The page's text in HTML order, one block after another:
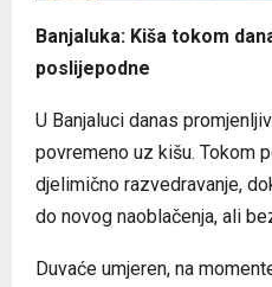
Banjaluka: Kiša tokom
poslijepodne
U Banjaluci danas
povremeno uz kišu. Tokom
djelimično razvedravanje,
do novog naoblačenja, ali
Duvaće umjeren, na